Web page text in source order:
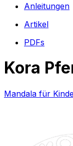
Anleitungen
Artikel
PDFs
Kora
Mandala für